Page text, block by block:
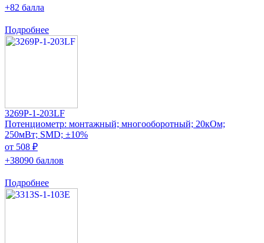
+82 балла
Подробнее
3269P-1-203LF
Потенциометр: монтажный; многооборотный; 20кОм;
250мВт; SMD; ±10%
от 508 ₽
+38090 баллов
Подробнее